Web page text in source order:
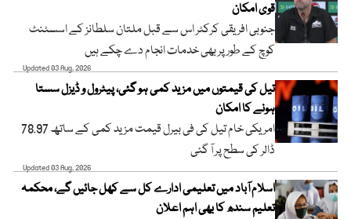
قوی امکان
جنوبی افریقی کرکٹر اس سے قبل ملتان سلطانز کے اسسٹنٹ
کوچ کے طور پر بھی خدمات انجام دے چکے ہیں
Updated 03 Aug, 2026
تیل کی قیمتوں میں مزید کمی ہو گئی، پیٹرول و ڈیزل سستا
ہونے کا امکان
امریکی خام تیل کی فی بیرل قیمت مزید کمی کے ساتھ 78.97
ڈالر کی سطح پر آ گئی
Updated 03 Aug, 2026
اسلام آباد میں تعلیمی ادارے کل سے کھل جائیں گے، محکمہ
تعلیم سندھ کا بھی اہم اعلان